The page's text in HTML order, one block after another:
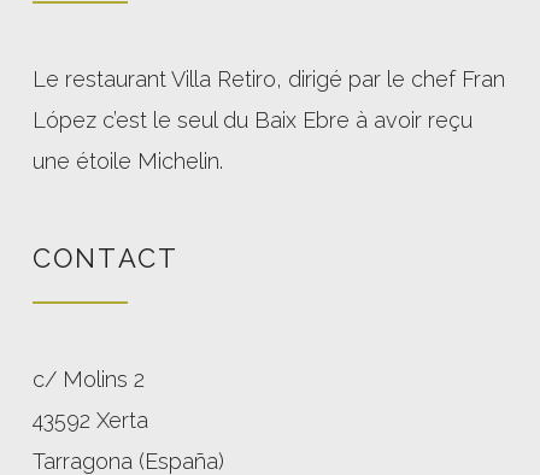
Le restaurant Villa Retiro, dirigé par le chef Fran
López c’est le seul du Baix Ebre à avoir reçu
une étoile Michelin.
CONTACT
c/ Molins 2
43592 Xerta
Tarragona (España)